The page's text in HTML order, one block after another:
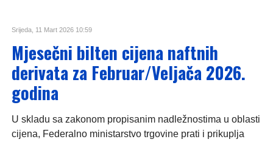
Srijeda, 11 Mart 2026 10:59
Mjesečni bilten cijena naftnih
derivata za Februar/Veljača 2026.
godina
U skladu sa zakonom propisanim nadležnostima u oblasti
cijena, Federalno ministarstvo trgovine prati i prikuplja